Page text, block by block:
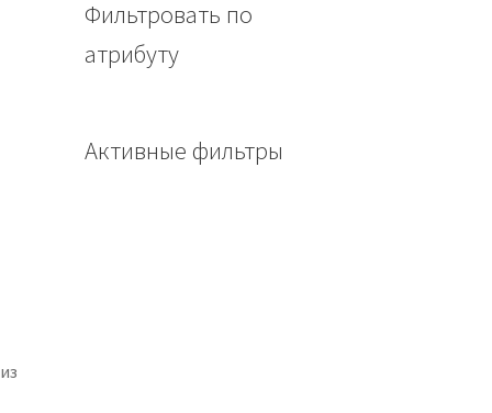
Фильтровать по
атрибуту
Активные фильтры